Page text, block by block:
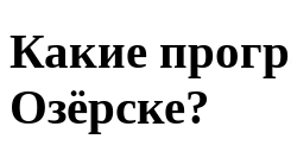
Какие
Озёрске?